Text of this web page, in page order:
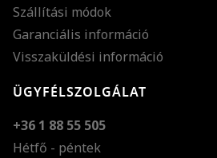
Szállítási módok
Garanciális információ
Visszaküldési információ
ÜGYFÉLSZOLGÁLAT
+36 1 88 55 505
Hétfő - péntek